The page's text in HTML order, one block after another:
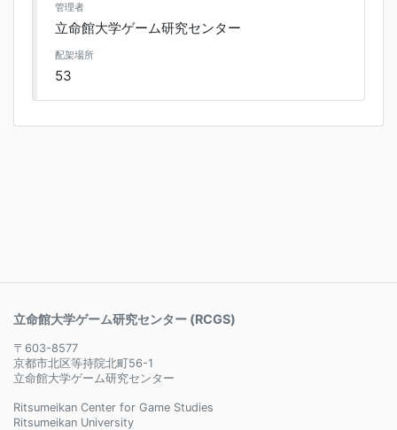
管理者
立命館大学ゲーム研究センター
配架場所
53
立命館大学ゲーム研究センター (RCGS)
〒603-8577
京都市北区等持院北町56-1
立命館大学ゲーム研究センター
Ritsumeikan Center for Game Studies
Ritsumeikan University